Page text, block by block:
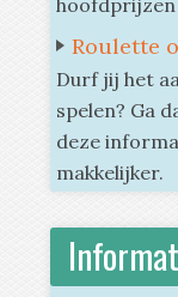
Roulette
Durf jij het
spelen? Ga
deze
makkelijker.